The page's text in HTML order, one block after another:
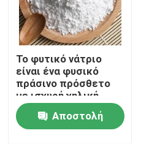
Σπίτι
Προϊόντα
Το φυτικό νάτριο
είναι ένα φυσικό
πράσινο πρόσθετο
με ισχυρή χηλική
δράση με μεταλλικά
ιόντα, ισχυρές
αντιοξειδωτικές και
Αποστολή